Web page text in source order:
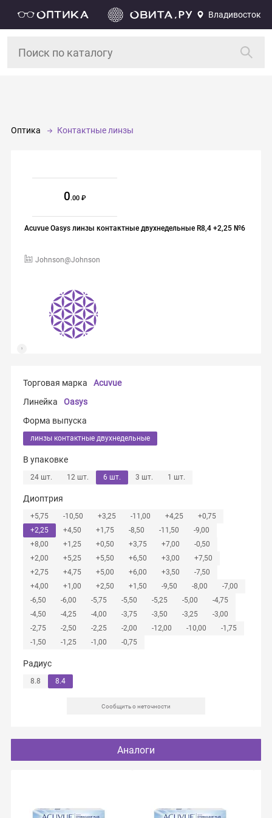
Владивосток
Оптика Контактные линзы
Acuvue Oasys линзы контактные двухнедельные R8,4 +2,25 №6
Johnson@Johnson
0.00
Торговая марка
Acuvue
Линейка
Oasys
Форма выпуска
линзы контактные двухнедельные
В упаковке
24 шт. 12 шт. 6 шт. 3 шт. 1 шт.
Диоптрия
+5,75 -10,50 +3,25 -11,00 +4,25
+0,75
+2,25
+4,50 +1,75 -8,50 -11,50
-9,00
+8,00
+1,25 +0,50 +3,75 +7,00
-0,50
+2,00
+5,25 +5,50 +6,50 +3,00
+7,50
+2,75
+4,75 +5,00 +6,00 +3,50
-7,50
+4,00
+1,00 +2,50 +1,50 -9,50 -8,00
-7,00
-6,50
-6,00 -5,75 -5,50 -5,25 -5,00
-4,75
-4,50
-4,25 -4,00 -3,75 -3,50 -3,25
-3,00
-2,75
-2,50 -2,25 -2,00 -12,00 -10,00
-1,75
-1,50
-1,25 -1,00 -0,75
Радиус
8.8 8.4
Сообщить о неточности
Аналоги